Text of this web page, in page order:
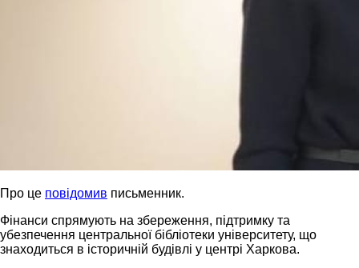
Про це повідомив письменник.
Фінанси спрямують на збереження, підтримку та
убезпечення центральної бібліотеки університету, що
знаходиться в історичній будівлі у центрі Харкова.